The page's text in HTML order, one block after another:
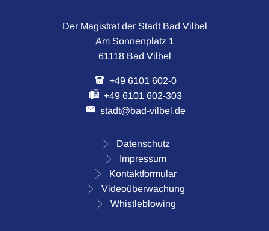
Der Magistrat der Stadt Bad Vilbel
Am Sonnenplatz 1
61118 Bad Vilbel
+49 6101 602-0
+49 6101 602-303
stadt@bad-vilbel.de
Datenschutz
Impressum
Kontaktformular
Videoüberwachung
Whistleblowing